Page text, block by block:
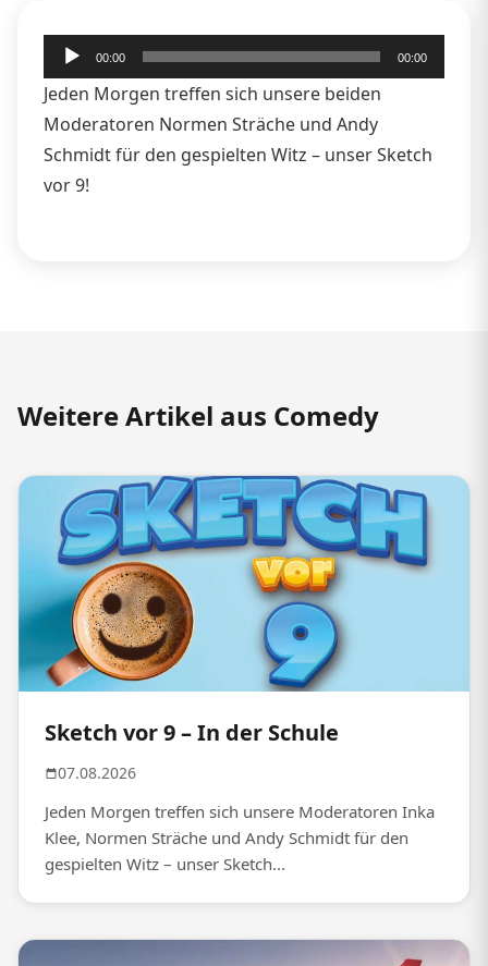
Audio-
Player
00:00 00:00
Jeden Morgen treffen sich unsere beiden
Moderatoren Normen Sträche und Andy
Schmidt für den gespielten Witz – unser Sketch
vor 9!
Weitere Artikel aus Comedy
Sketch vor 9 – In der Schule
07.08.2026
Jeden Morgen treffen sich unsere Moderatoren Inka
Klee, Normen Sträche und Andy Schmidt für den
gespielten Witz – unser Sketch...